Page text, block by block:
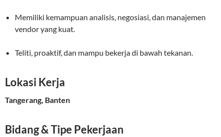
Memiliki kemampuan analisis, negosiasi, dan manajemen
vendor yang kuat.
Teliti, proaktif, dan mampu bekerja di bawah tekanan.
Lokasi Kerja
Tangerang, Banten
Bidang & Tipe Pekerjaan